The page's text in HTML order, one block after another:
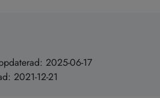
2025-06-17
2021-12-21